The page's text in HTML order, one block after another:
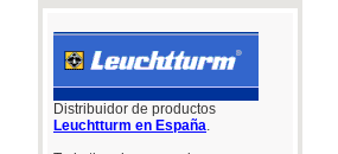
Distribuidor de productos
Leuchtturm en España.